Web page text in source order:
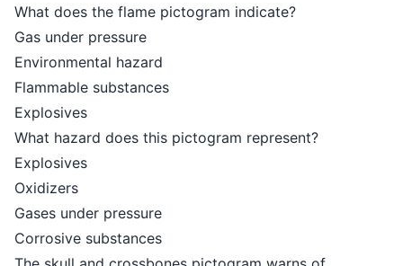
What does the flame pictogram indicate?
Gas under pressure
Environmental hazard
Flammable substances
Explosives
What hazard does this pictogram represent?
Explosives
Oxidizers
Gases under pressure
Corrosive substances